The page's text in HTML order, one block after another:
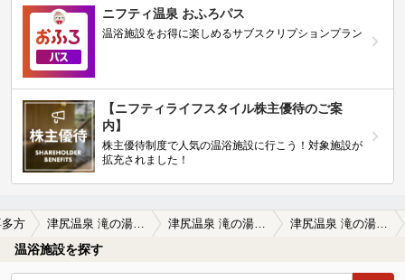
ニフティ温泉 おふろパス
温浴施設をお得に楽しめるサブスクリプションプラン
【ニフティライフスタイル株主優待のご案
内】
株主優待制度で人気の温浴施設に行こう！対象施設が
拡充されました！
方 津尻温泉 滝の湯旅館（閉館しました） 津尻温泉 滝の湯旅館（閉館しました）の口コミ一覧 津尻温泉 滝の湯旅館（閉館しました）の口コミ 鄙びた温泉宿探して泊まりました。だから…
温浴施設を探す